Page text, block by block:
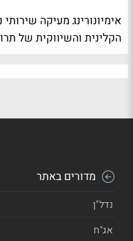
אימיונורינג מעיקה
הקלינית והשיווקית של
מדורים באתר
נדל"ן
אג"ח